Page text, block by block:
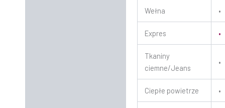
Wełna •
Expres •
Tkaniny
ciemne/Jeans
•
Ciepłe powietrze •